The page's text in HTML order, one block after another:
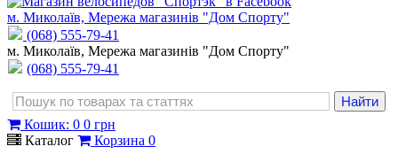
м. Миколаїв, Мережа магазинів "Дом Спорту"
(068) 555-79-41
м. Миколаїв, Мережа магазинів "Дом Спорту"
(068) 555-79-41
Кошик: 0 0 грн
Каталог
Корзина 0